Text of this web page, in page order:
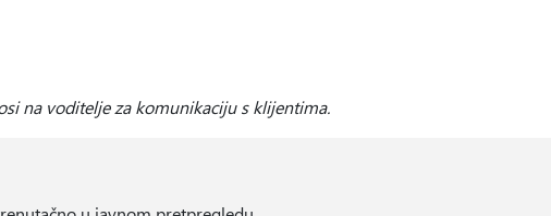
na voditelje za komunikaciju s klijentima.